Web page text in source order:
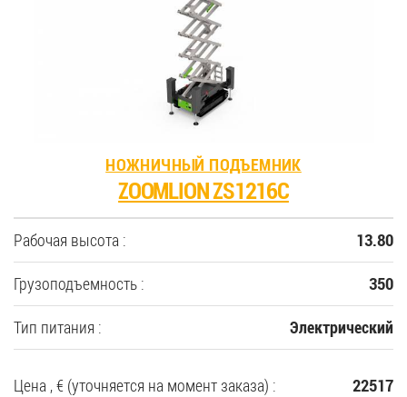
Сферы применения
Запчасти
Услуги
НОЖНИЧНЫЙ ПОДЪЕМНИК
ZOOMLION ZS1216C
Рабочая высота : 13.80
Грузоподъемность : 350
Тип питания : Электрический
Цена , € (уточняется на момент заказа) : 22517